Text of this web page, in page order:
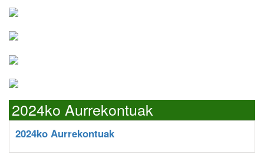
2024ko Aurrekontuak
2024ko Aurrekontuak